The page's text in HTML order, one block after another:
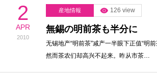
2
APR
2010
産地情報 126 view
無錫の明前茶も半分に
无锡地产“明前茶”减产一半眼下正值“明
然而茶农们却高兴不起来。昨从市茶…